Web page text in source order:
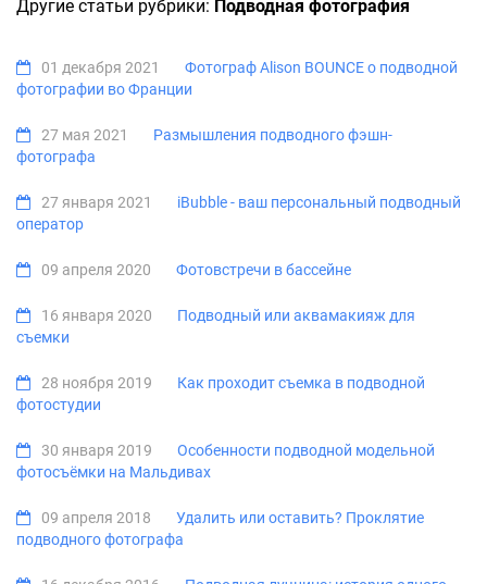
Другие статьи рубрики: Подводная фотография
01 декабря 2021
Фотограф Alison BOUNCE о подводной
фотографии во Франции
27 мая 2021
Размышления подводного фэшн-
фотографа
27 января 2021
iBubble - ваш персональный подводный
оператор
09 апреля 2020 Фотовстречи в бассейне
16 января 2020
Подводный или аквамакияж для
съемки
28 ноября 2019
Как проходит съемка в подводной
фотостудии
30 января 2019
Особенности подводной модельной
фотосъёмки на Мальдивах
09 апреля 2018
Удалить или оставить? Проклятие
подводного фотографа